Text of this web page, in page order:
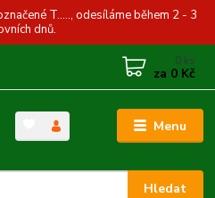
T....., odesíláme během 2 - 3
dnů.
Menu
Hledat
0 ks
za 0 Kč